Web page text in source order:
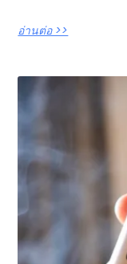
อ่านต่อ >>